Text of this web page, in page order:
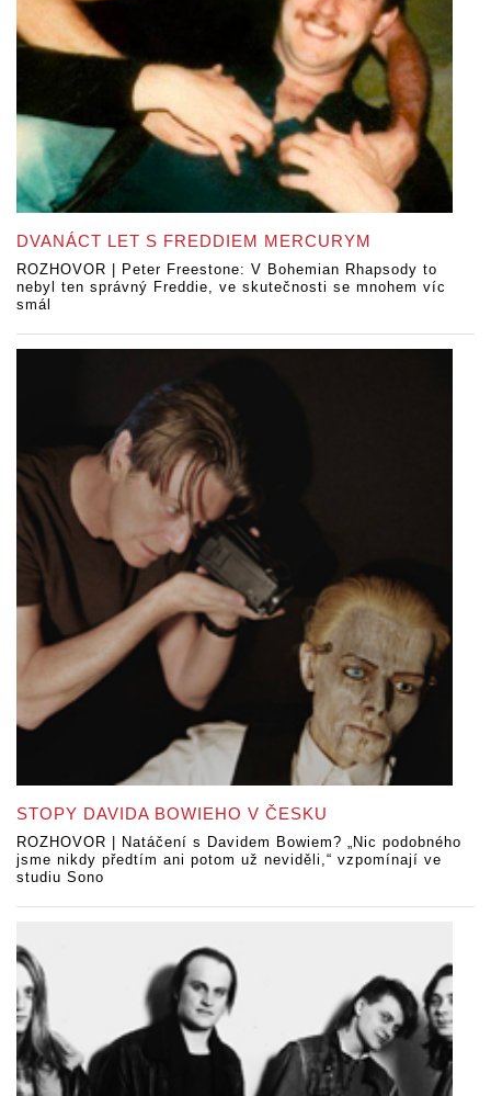
DVANÁCT LET S FREDDIEM MERCURYM
ROZHOVOR | Peter Freestone: V Bohemian Rhapsody to
nebyl ten správný Freddie, ve skutečnosti se mnohem víc
smál
STOPY DAVIDA BOWIEHO V ČESKU
ROZHOVOR | Natáčení s Davidem Bowiem? „Nic podobného
jsme nikdy předtím ani potom už neviděli,“ vzpomínají ve
studiu Sono